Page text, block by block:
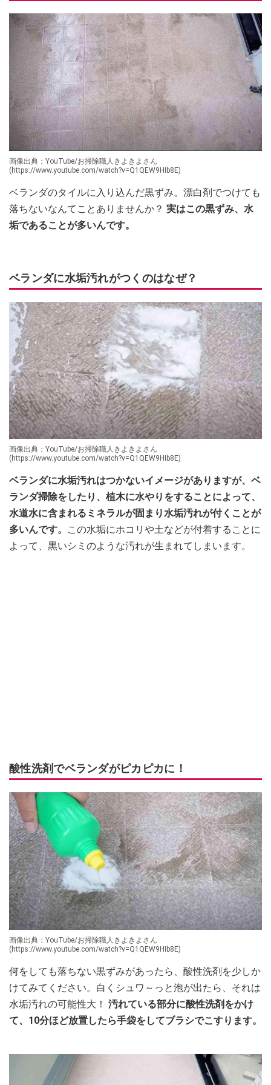
画像出典：YouTube/お掃除職人きよきよさん
(https://www.youtube.com/watch?v=Q1QEW9HIb8E)
ベランダのタイルに入り込んだ黒ずみ。漂白剤でつけても
落ちないなんてことありませんか？ 実はこの黒ずみ、水
垢であることが多いんです。
ベランダに水垢汚れがつくのはなぜ？
画像出典：YouTube/お掃除職人きよきよさん
(https://www.youtube.com/watch?v=Q1QEW9HIb8E)
ベランダに水垢汚れはつかないイメージがありますが、ベ
ランダ掃除をしたり、植木に水やりをすることによって、
水道水に含まれるミネラルが固まり水垢汚れが付くことが
多いんです。
この水垢にホコリや土などが付着することに
よって、黒いシミのような汚れが生まれてしまいます。
酸性洗剤でベランダがピカピカに！
画像出典：YouTube/お掃除職人きよきよさん
(https://www.youtube.com/watch?v=Q1QEW9HIb8E)
何をしても落ちない黒ずみがあったら、酸性洗剤を少しか
けてみてください。白くシュワ～っと泡が出たら、それは
水垢汚れの可能性大！ 汚れている部分に酸性洗剤をかけ
て、10分ほど放置したら手袋をしてブラシでこすります。